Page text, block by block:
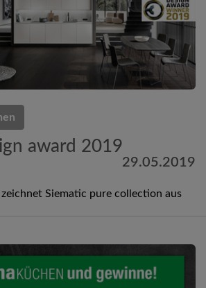
award 2019
29.05.2019
Siematic pure collection aus